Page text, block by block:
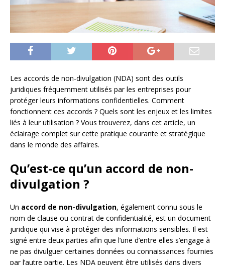
Les accords de non-divulgation (NDA) sont des outils
juridiques fréquemment utilisés par les entreprises pour
protéger leurs informations confidentielles. Comment
fonctionnent ces accords ? Quels sont les enjeux et les limites
liés à leur utilisation ? Vous trouverez, dans cet article, un
éclairage complet sur cette pratique courante et stratégique
dans le monde des affaires.
Qu’est-ce qu’un accord de non-
divulgation ?
Un accord de non-divulgation, également connu sous le
nom de clause ou contrat de confidentialité, est un document
juridique qui vise à protéger des informations sensibles. Il est
signé entre deux parties afin que l’une d’entre elles s’engage à
ne pas divulguer certaines données ou connaissances fournies
par l’autre partie. Les NDA peuvent être utilisés dans divers